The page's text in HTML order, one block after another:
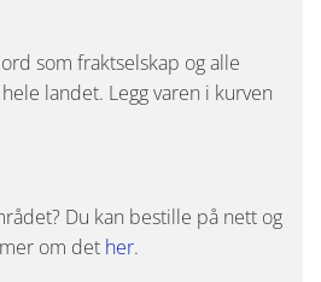
som fraktselskap og alle
landet. Legg varen i kurven
Du kan bestille på nett og
om det her.